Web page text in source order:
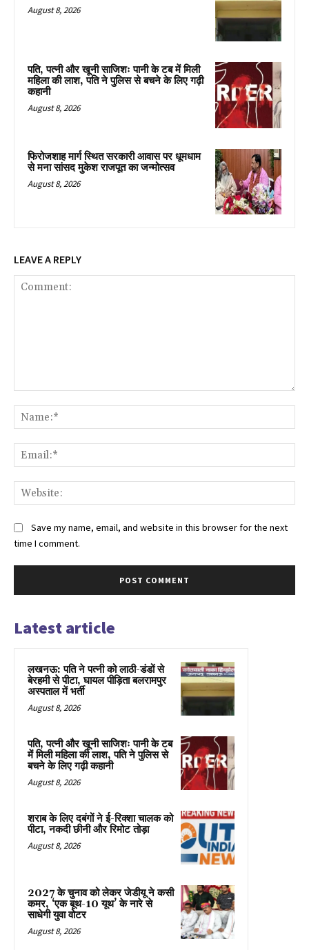
August 8, 2026
पति, पत्नी और खूनी साजिशः पानी के टब में मिली
महिला की लाश, पति ने पुलिस से बचने के लिए गढ़ी
कहानी
August 8, 2026
फिरोजशाह मार्ग स्थित सरकारी आवास पर धूमधाम
से मना सांसद मुकेश राजपूत का जन्मोत्सव
August 8, 2026
LEAVE A REPLY
Save my name, email, and website in this browser for the next
time I comment.
Latest article
लखनऊ: पति ने पत्नी को लाठी-डंडों से
बेरहमी से पीटा, घायल पीड़िता बलरामपुर
अस्पताल में भर्ती
August 8, 2026
पति, पत्नी और खूनी साजिशः पानी के टब
में मिली महिला की लाश, पति ने पुलिस से
बचने के लिए गढ़ी कहानी
August 8, 2026
शराब के लिए दबंगों ने ई-रिक्शा चालक को
पीटा, नकदी छीनी और रिमोट तोड़ा
August 8, 2026
2027 के चुनाव को लेकर जेडीयू ने कसी
कमर, ‘एक बूथ-10 यूथ’ के नारे से
साधेगी युवा वोटर
August 8, 2026